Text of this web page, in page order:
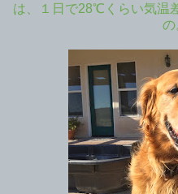
は、１日で28℃くらい気温
の